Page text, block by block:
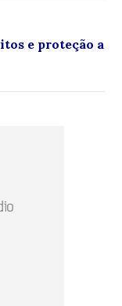
e proteção a